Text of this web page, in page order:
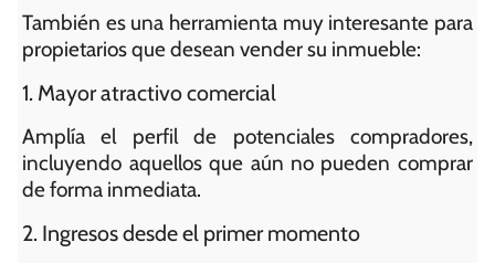
También es una herramienta muy interesante para
propietarios que desean vender su inmueble:
1. Mayor atractivo comercial
Amplía el perfil de potenciales compradores,
incluyendo aquellos que aún no pueden comprar
de forma inmediata.
2. Ingresos desde el primer momento